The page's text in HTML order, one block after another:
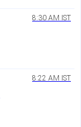
8:30 AM IST
8:22 AM IST